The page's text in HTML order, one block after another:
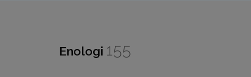
Enologi 155